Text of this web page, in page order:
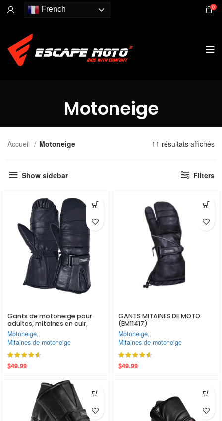
French 0
Motoneige
Accueil Motoneige 11 résultats affichés
Show sidebar Filters
Gants de motoneige pour
adultes, mitaines en cuir,
neige chaude, Ski d’hiver, noir,
liquidation (EM11418)
Motoneige,
Mitaines de motoneige
$49.99
GANTS MITAINES DE MOTO
(EM11417)
Motoneige,
Mitaines de motoneige
$49.99